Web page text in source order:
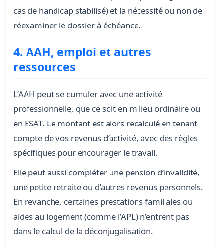
cas de handicap stabilisé) et la nécessité ou non de
réexaminer le dossier à échéance.
4. AAH, emploi et autres
ressources
L’AAH peut se cumuler avec une activité
professionnelle, que ce soit en milieu ordinaire ou
en ESAT. Le montant est alors recalculé en tenant
compte de vos revenus d’activité, avec des règles
spécifiques pour encourager le travail.
Elle peut aussi compléter une pension d’invalidité,
une petite retraite ou d’autres revenus personnels.
En revanche, certaines prestations familiales ou
aides au logement (comme l’APL) n’entrent pas
dans le calcul de la déconjugalisation.